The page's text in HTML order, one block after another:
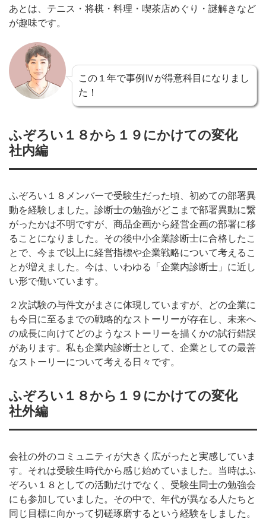
あとは、テニス・将棋・料理・喫茶店めぐり・謎解きなど
が趣味です。
この１年で事例Ⅳが得意科目になりまし
た！
ふぞろい１８から１９にかけての変化
社内編
ふぞろい１８メンバーで受験生だった頃、初めての部署異
動を経験しました。診断士の勉強がどこまで部署異動に繋
がったかは不明ですが、商品企画から経営企画の部署に移
ることになりました。その後中小企業診断士に合格したこ
とで、今まで以上に経営指標や企業戦略について考えるこ
とが増えました。今は、いわゆる「企業内診断士」に近し
い形で働いています。
２次試験の与件文がまさに体現していますが、どの企業に
も今日に至るまでの戦略的なストーリーが存在し、未来へ
の成長に向けてどのようなストーリーを描くかの試行錯誤
があります。私も企業内診断士として、企業としての最善
なストーリーについて考える日々です。
ふぞろい１８から１９にかけての変化
社外編
会社の外のコミュニティが大きく広がったと実感していま
す。それは受験生時代から感じ始めていました。当時はふ
ぞろい１８としての活動だけでなく、受験生同士の勉強会
にも参加していました。その中で、年代が異なる人たちと
同じ目標に向かって切磋琢磨するという経験をしました。